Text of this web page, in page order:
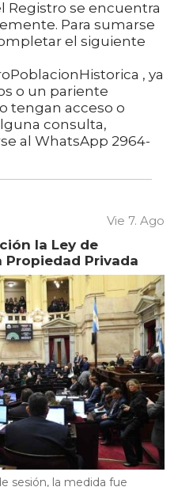
Registro se encuentra
Para sumarse
el siguiente
, ya
o un pariente
tengan acceso o
consulta,
al WhatsApp 2964-
Vie 7. Ago
la Ley de
Privada
sesión, la medida fue